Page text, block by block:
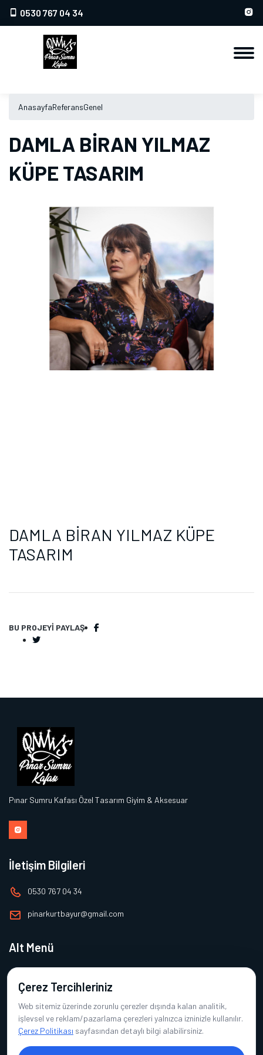
0530 767 04 34
AnasayfaReferansGenel
DAMLA BİRAN YILMAZ
KÜPE TASARIM
DAMLA BİRAN YILMAZ KÜPE
TASARIM
BU PROJEYI PAYLAŞ
Pınar Sumru Kafası Özel Tasarım Giyim & Aksesuar
İletişim Bilgileri
0530 767 04 34
pinarkurtbayur@gmail.com
Alt Menü
Ana Sayfa
Hakkımızda
Ürünlerimiz
Referanslarımız
İletişim
Çerez Tercihleriniz
Web sitemiz üzerinde zorunlu çerezler dışında kalan analitik,
işlevsel ve reklam/pazarlama çerezleri yalnızca izninizle kullanılır.
Çerez Politikası sayfasından detaylı bilgi alabilirsiniz.